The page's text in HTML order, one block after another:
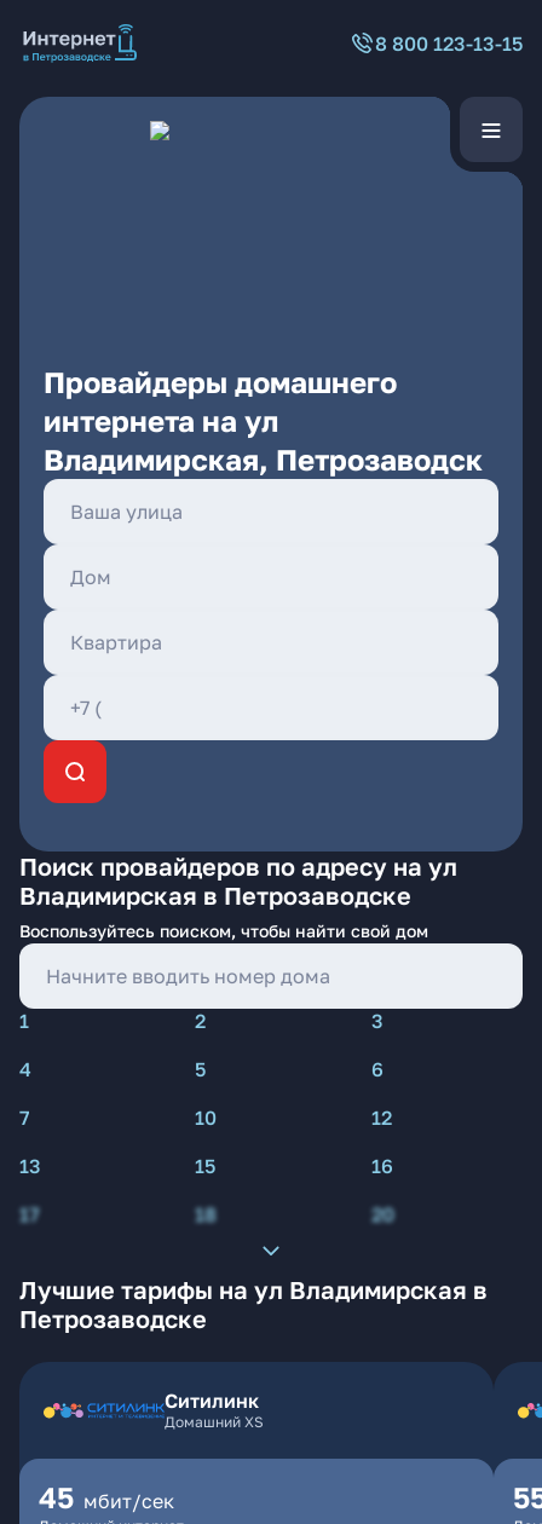
8 800 123-13-15
Провайдеры домашнего
интернета на ул
Владимирская, Петрозаводск
Поиск провайдеров по адресу на ул
Владимирская в Петрозаводске
Воспользуйтесь поиском, чтобы найти свой дом
1 2
3
4
5
6
7
10
12
13
15
16
17
18 20
Лучшие тарифы на ул Владимирская в
Петрозаводске
Ситилинк
Домашний XS
45 мбит/сек